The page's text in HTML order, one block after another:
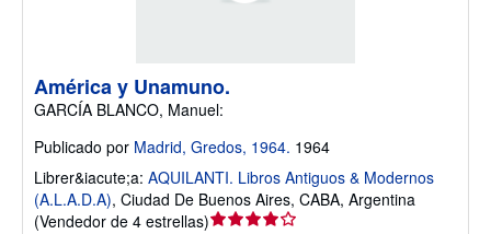
América y Unamuno.
GARCÍA BLANCO, Manuel:
Publicado por Madrid, Gredos, 1964. 1964
Librer&iacute;a: AQUILANTI. Libros Antiguos & Modernos
(A.L.A.D.A), Ciudad De Buenos Aires, CABA, Argentina
(Vendedor de 4 estrellas)Calificación